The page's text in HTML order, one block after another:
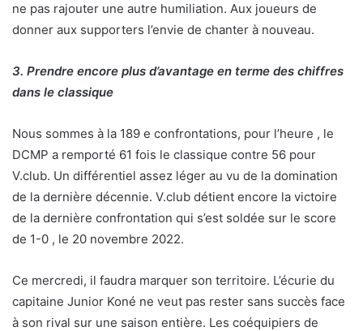
ne pas rajouter une autre humiliation. Aux joueurs de
donner aux supporters l’envie de chanter à nouveau.
3. Prendre encore plus d’avantage en terme des chiffres
dans le classique
Nous sommes à la 189 e confrontations, pour l’heure , le
DCMP a remporté 61 fois le classique contre 56 pour
V.club. Un différentiel assez léger au vu de la domination
de la dernière décennie. V.club détient encore la victoire
de la dernière confrontation qui s’est soldée sur le score
de 1-0 , le 20 novembre 2022.
Ce mercredi, il faudra marquer son territoire. L’écurie du
capitaine Junior Koné ne veut pas rester sans succès face
à son rival sur une saison entière. Les coéquipiers de